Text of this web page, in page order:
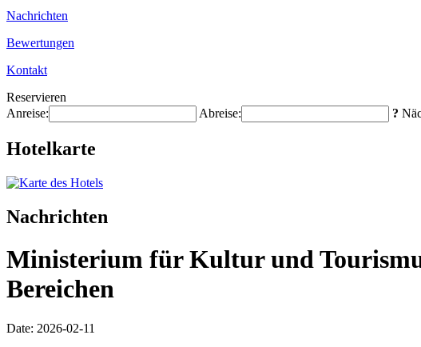
Nachrichten
Bewertungen
Kontakt
Reservieren
Anreise:
Abreise: ?
Hotelkarte
Nachrichten
Ministerium für Kultur und
Bereichen
Date: 2026-02-11